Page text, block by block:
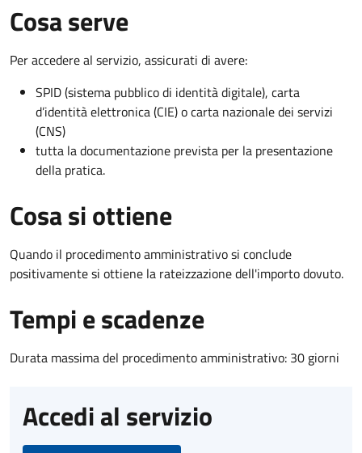
Cosa serve
Per accedere al servizio, assicurati di avere:
SPID (sistema pubblico di identità digitale), carta
d’identità elettronica (CIE) o carta nazionale dei servizi
(CNS)
tutta la documentazione prevista per la presentazione
della pratica.
Cosa si ottiene
Quando il procedimento amministrativo si conclude
positivamente si ottiene la rateizzazione dell'importo dovuto.
Tempi e scadenze
Durata massima del procedimento amministrativo: 30 giorni
Accedi al servizio